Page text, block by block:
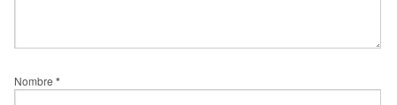
Nombre *